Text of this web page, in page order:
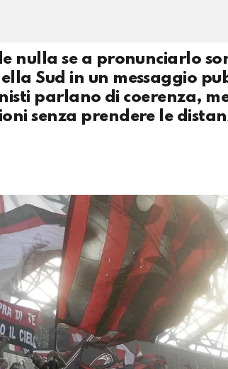
nulla se a pronunciarlo
Sud in un messaggio
parlano di coerenza,
senza prendere le